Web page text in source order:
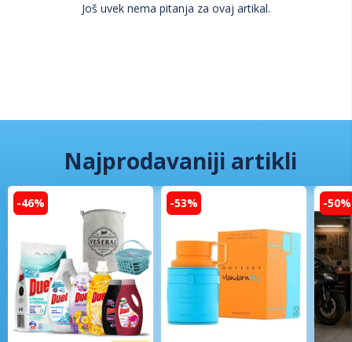
Još uvek nema pitanja za ovaj artikal.
Najprodavaniji artikli
-46% -53% -50%